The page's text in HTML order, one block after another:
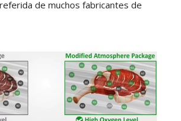
de muchos fabricantes de